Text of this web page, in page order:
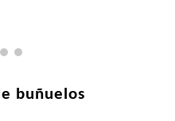
buñuelos